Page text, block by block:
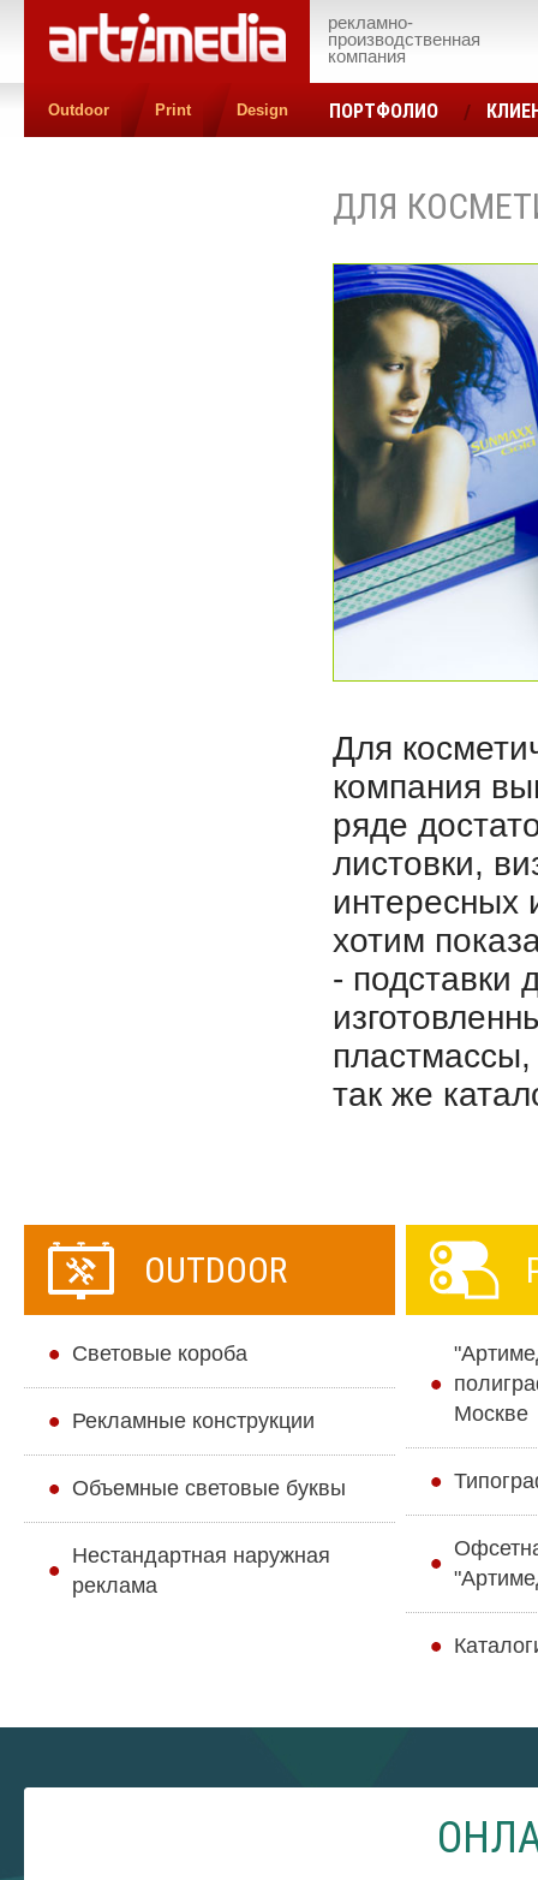
рекламно-
производственная
компания
Outdoor Print Design ПОРТФОЛИО
ДЛЯ
Для
компания
ряде
листовки,
интересных
хотим
- подставки
так же
OUTDOOR
Cветовые короба
Рекламные конструкции
Объемные световые буквы
Нестандартная наружная
реклама
Москве